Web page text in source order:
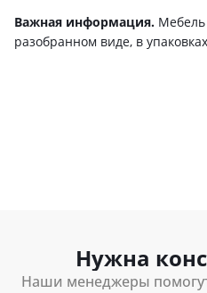
Важная информация. Мебель
разобранном виде, в
Нужна
Наши менеджеры